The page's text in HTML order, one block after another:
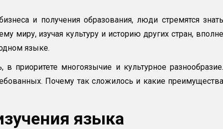
и получения образования, люди стремятся знать
миру, изучая культуру и историю других стран, вполне
языке.
приоритете многоязычие и культурное разнообразие.
Почему так сложилось и какие преимущества
языка